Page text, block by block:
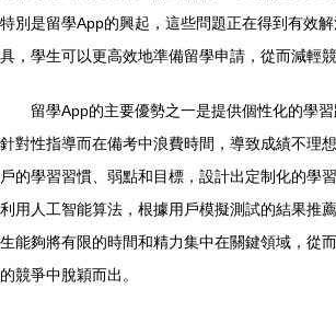
特別是留學App的興起，這些問題正在得到有效
具，學生可以更高效地準備留學申請，從而減輕
留學App的主要優勢之一是提供個性化的學
針對性指導而在備考中浪費時間，導致成績不理
戶的學習習慣、弱點和目標，設計出定制化的學
利用人工智能算法，根據用戶模擬測試的結果推
生能夠將有限的時間和精力集中在關鍵領域，從
的競爭中脫穎而出。